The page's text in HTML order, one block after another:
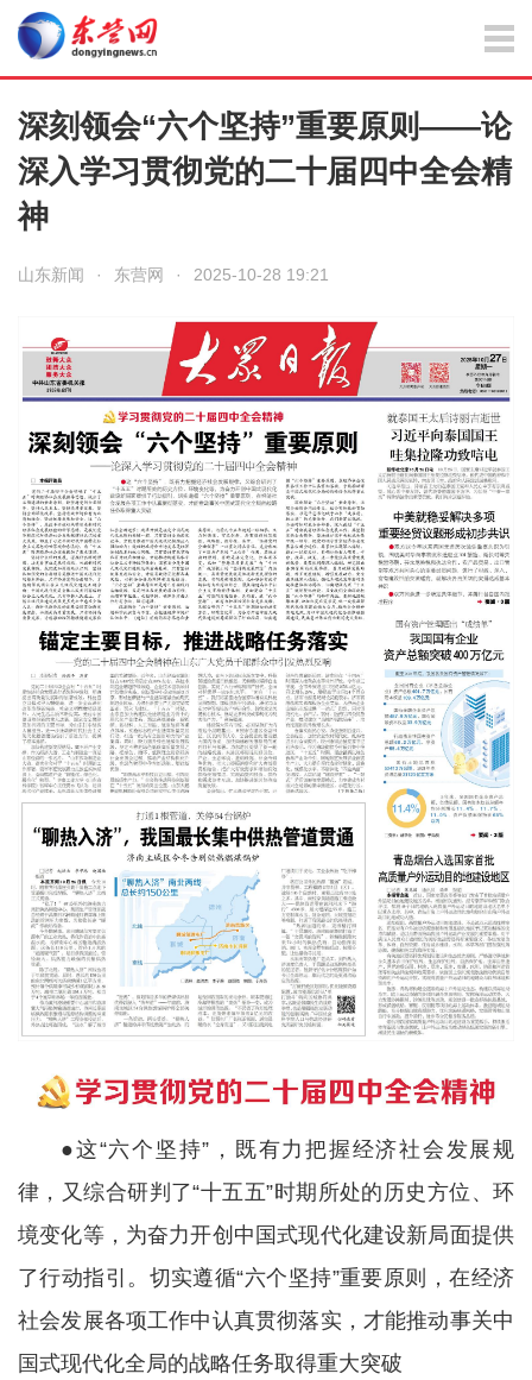
深刻领会“六个坚持”重要原则——论
深入学习贯彻党的二十届四中全会精
神
山东新闻 · 东营网 · 2025-10-28 19:21
●这“六个坚持”，既有力把握经济社会发展规
律，又综合研判了“十五五”时期所处的历史方位、环
境变化等，为奋力开创中国式现代化建设新局面提供
了行动指引。切实遵循“六个坚持”重要原则，在经济
社会发展各项工作中认真贯彻落实，才能推动事关中
国式现代化全局的战略任务取得重大突破